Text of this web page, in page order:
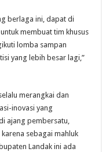
berlaga ini, dapat di
membuat tim khusus
lomba sampan
yang lebih besar lagi,”
merangkai dan
inovasi yang
ajang pembersatu,
sebagai mahluk
Landak ini ada